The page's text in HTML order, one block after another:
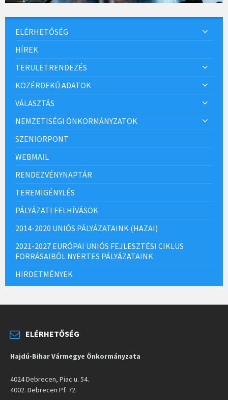
ELÉRHETŐSÉG
HÍREK
TERÜLETRENDEZÉS
KÖZÉRDEKŰ ADATOK
VÁLASZTÁS
NEMZETISÉGI ÖNKORMÁNYZATOK
SZENIORPONT
WEBMAIL
RENDEZVÉNYNAPTÁR
TEREMIGÉNYLÉS
PÁLYÁZATI FELHÍVÁSOK
2014-2020 UNIÓS PÁLYÁZATAINK (HAZAI)
2021-2027 EURÓPAI UNIÓS FEJLESZTÉSI CIKLUS
FORRÁSAIBÓL NYERTES PÁLYÁZATAINK
HIRDETMÉNYEK
ELÉRHETŐSÉG
Hajdú-Bihar Vármegye Önkormányzata
4024 Debrecen, Piac u. 54.
4002. Debrecen Pf. 72.